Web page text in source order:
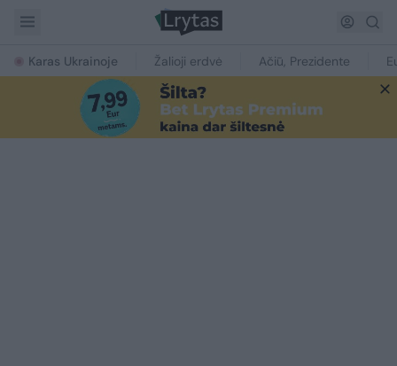
Karas Ukrainoje Žalioji erdvė Ačiū, Prezidente